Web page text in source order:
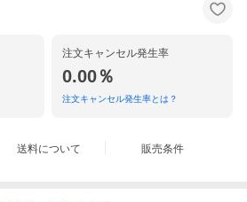
記載がある商品を対象とします。
送料・返品時の送料・鑑定費用を当
をお願い致します。
出品商品以外でも可能です。
注文キャンセル発生率
0.00％
注文キャンセル発生率とは？
送料について 販売条件